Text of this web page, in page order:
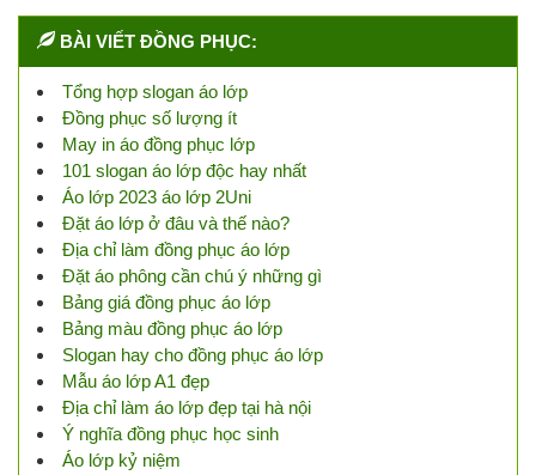
BÀI VIẾT ĐỒNG PHỤC:
Tổng hợp slogan áo lớp
Đồng phục số lượng ít
May in áo đồng phục lớp
101 slogan áo lớp độc hay nhất
Áo lớp 2023 áo lớp 2Uni
Đặt áo lớp ở đâu và thế nào?
Địa chỉ làm đồng phục áo lớp
Đặt áo phông cần chú ý những gì
Bảng giá đồng phục áo lớp
Bảng màu đồng phục áo lớp
Slogan hay cho đồng phục áo lớp
Mẫu áo lớp A1 đẹp
Địa chỉ làm áo lớp đẹp tại hà nội
Ý nghĩa đồng phục học sinh
Áo lớp kỷ niệm